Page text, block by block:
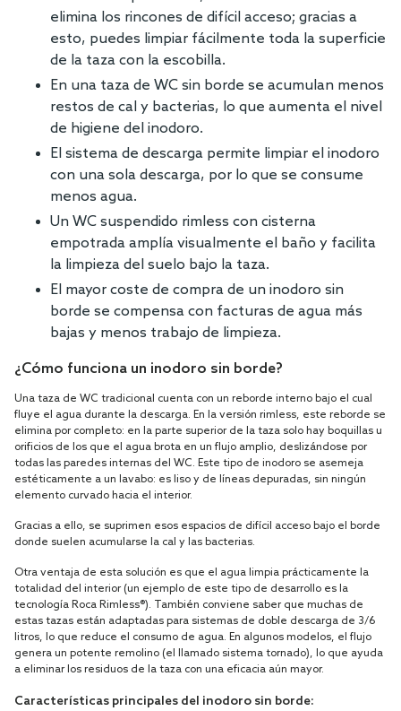
elimina los rincones de difícil acceso; gracias a
esto, puedes limpiar fácilmente toda la superficie
de la taza con la escobilla.
En una taza de WC sin borde se acumulan menos
restos de cal y bacterias, lo que aumenta el nivel
de higiene del inodoro.
El sistema de descarga permite limpiar el inodoro
con una sola descarga, por lo que se consume
menos agua.
Un WC suspendido rimless con cisterna
empotrada amplía visualmente el baño y facilita
la limpieza del suelo bajo la taza.
El mayor coste de compra de un inodoro sin
borde se compensa con facturas de agua más
bajas y menos trabajo de limpieza.
¿Cómo funciona un inodoro sin borde?
Una taza de WC tradicional cuenta con un reborde interno bajo el cual
fluye el agua durante la descarga. En la versión rimless, este reborde se
elimina por completo: en la parte superior de la taza solo hay boquillas u
orificios de los que el agua brota en un flujo amplio, deslizándose por
todas las paredes internas del WC. Este tipo de inodoro se asemeja
estéticamente a un lavabo: es liso y de líneas depuradas, sin ningún
elemento curvado hacia el interior.
Gracias a ello, se suprimen esos espacios de difícil acceso bajo el borde
donde suelen acumularse la cal y las bacterias.
Otra ventaja de esta solución es que el agua limpia prácticamente la
totalidad del interior (un ejemplo de este tipo de desarrollo es la
tecnología Roca Rimless®). También conviene saber que muchas de
estas tazas están adaptadas para sistemas de doble descarga de 3/6
litros, lo que reduce el consumo de agua. En algunos modelos, el flujo
genera un potente remolino (el llamado sistema tornado), lo que ayuda
a eliminar los residuos de la taza con una eficacia aún mayor.
Características principales del inodoro sin borde: